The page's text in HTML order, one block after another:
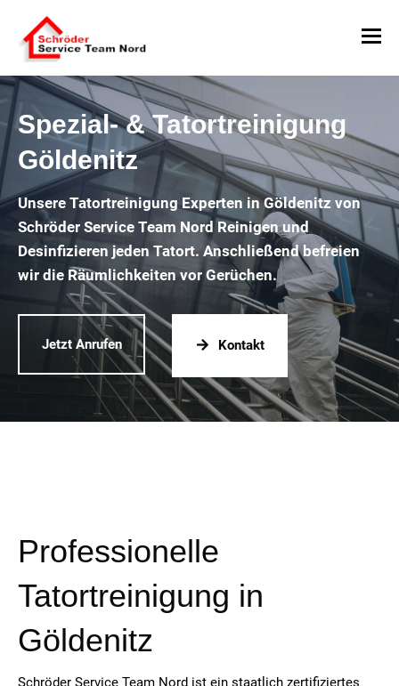
Spezial- & Tatortreinigung
Göldenitz
Unsere Tatortreinigung Experten in Göldenitz von
Schröder Service Team Nord Reinigen und
Desinfizieren jeden Tatort. Anschließend befreien
wir die Räumlichkeiten vor Gerüchen.
Jetzt Anrufen Kontakt
Professionelle
Tatortreinigung in
Göldenitz